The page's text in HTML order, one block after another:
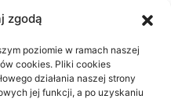
zgodą
poziomie w ramach naszej
cookies. Pliki cookies
działania naszej strony
jej funkcji, a po uzyskaniu